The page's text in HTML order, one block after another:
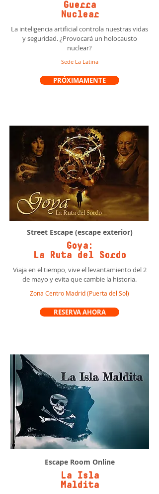
Guerra
Nuclear
La inteligencia artificial controla nuestras vidas
y seguridad. ¿Provocará un holocausto
nuclear?
Sede La Latina
PRÓXIMAMENTE
Street Escape (escape exterior)
Goya:
La Ruta del Sordo
Viaja en el tiempo, vive el levantamiento del 2
de mayo y evita que cambie la historia.
Zona Centro Madrid (Puerta del Sol)
RESERVA AHORA
Escape Room Online
La Isla
Maldita